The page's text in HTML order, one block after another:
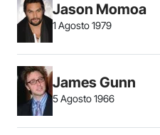
Jason Momoa
1 Agosto 1979
James Gunn
5 Agosto 1966